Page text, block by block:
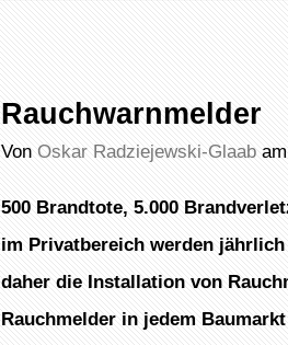
Rauchwarnmelder
Von Oskar Radziejewski-Glaabam
500 Brandtote, 5.000
im Privatbereich werden
daher die Installation von
Rauchmelder in jedem